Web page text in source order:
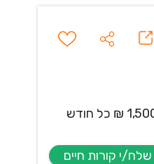
שיחות נכנסות מלקוחות מתעניינים ולידים חמים תחילת עבודה ב2.8 שכר ממוצע של 15,000 ₪- והטובים מרוויחים הרבה יותר! מענק התמדה על סך 1,500 ₪ כל חודש